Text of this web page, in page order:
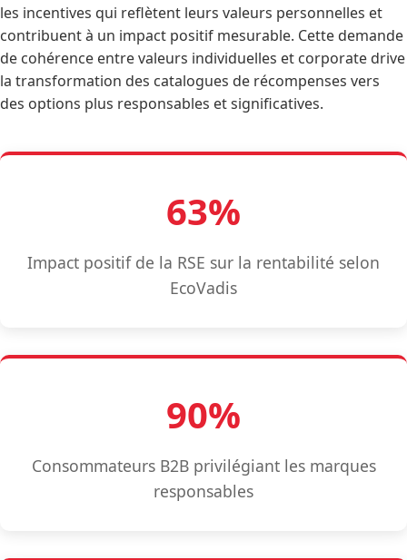
les incentives qui reflètent leurs valeurs personnelles et
contribuent à un impact positif mesurable. Cette demande
de cohérence entre valeurs individuelles et corporate drive
la transformation des catalogues de récompenses vers
des options plus responsables et significatives.
63%
Impact positif de la RSE sur la rentabilité selon
EcoVadis
90%
Consommateurs B2B privilégiant les marques
responsables